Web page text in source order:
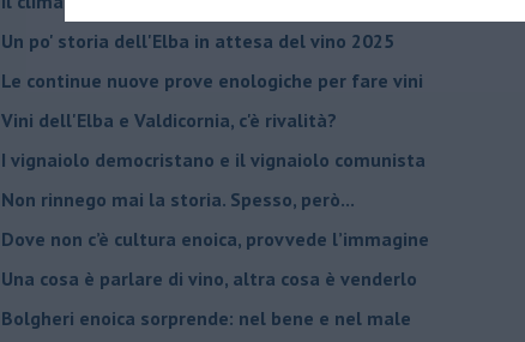
Un po' storia dell'Elba in attesa del vino 2025
Le continue nuove prove enologiche per fare vini
Vini dell'Elba e Valdicornia, c'è rivalità?
​I vignaiolo democristano e il vignaiolo comunista
​Non rinnego mai la storia. Spesso, però...
​Dove non c’è cultura enoica, provvede l’immagine
​Una cosa è parlare di vino, altra cosa è venderlo
Bolgheri enoica sorprende: nel bene e nel male